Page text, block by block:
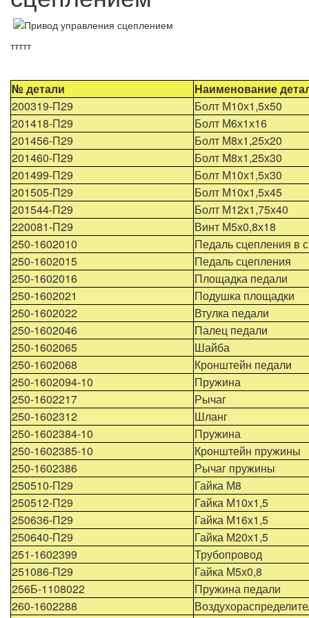
ттттт
№ детали
Наименование
200319-П29
Болт М10х1,5х50
201418-П29
Болт М6х1х16
201456-П29
Болт М8х1,25х20
201460-П29
Болт М8х1,25х30
201499-П29
Болт М10х1,5х30
201505-П29
Болт М10х1,5х45
201544-П29
Болт М12х1,75х40
220081-П29
Винт М5х0,8х18
250-1602010
Педаль сцепления в
250-1602015
Педаль сцепления
250-1602016
Площадка педали
250-1602021
Подушка площадки
250-1602022
Втулка педали
250-1602046
Палец педали
250-1602065
Шайба
250-1602068
Кронштейн педали
250-1602094-10
Пружина
250-1602217
Рычаг
250-1602312
Шланг
250-1602384-10
Пружина
250-1602385-10
Кронштейн пружины
250-1602386
Рычаг пружины
250510-П29
Гайка М8
250512-П29
Гайка М10х1,5
250636-П29
Гайка М16х1,5
250640-П29
Гайка М20х1,5
251-1602399
Трубопровод
251086-П29
Гайка М5х0,8
256Б-1108022
Пружина педали
260-1602288